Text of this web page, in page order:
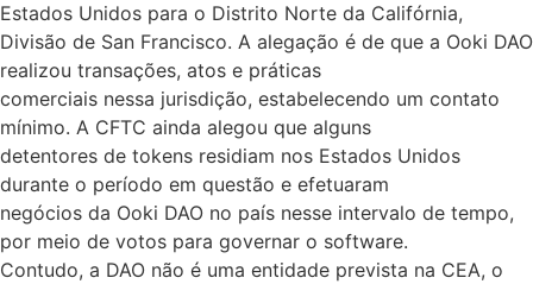
Estados Unidos para o Distrito Norte da Califórnia,
Divisão de San Francisco. A alegação é de que a Ooki DAO
realizou transações, atos e práticas
comerciais nessa jurisdição, estabelecendo um contato
mínimo. A CFTC ainda alegou que alguns
detentores de tokens residiam nos Estados Unidos
durante o período em questão e efetuaram
negócios da Ooki DAO no país nesse intervalo de tempo,
por meio de votos para governar o software.
Contudo, a DAO não é uma entidade prevista na CEA, o